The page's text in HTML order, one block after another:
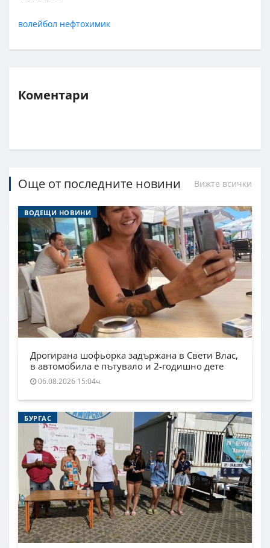
волейбол нефтохимик
Коментари
Още от последните новини Вижте всички
ВОДЕЩИ НОВИНИ
Дрогирана шофьорка задържана в Свети Влас,
в автомобила е пътувало и 2-годишно дете
06.08.2026 15:04ч.
БУРГАС